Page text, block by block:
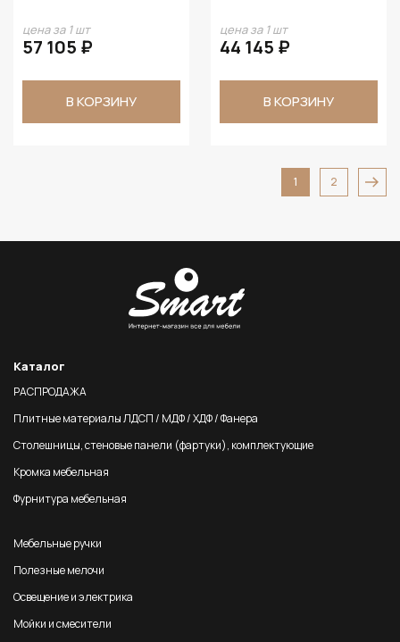
цена за 1 шт
57 105 ₽
В КОРЗИНУ
цена за 1 шт
44 145 ₽
В КОРЗИНУ
1 2
Каталог
РАСПРОДАЖА
Плитные материалы ЛДСП / МДФ / ХДФ / Фанера
Столешницы, стеновые панели (фартуки), комплектующие
Кромка мебельная
Фурнитура мебельная
Мебельные ручки
Полезные мелочи
Освещение и электрика
Мойки и смесители